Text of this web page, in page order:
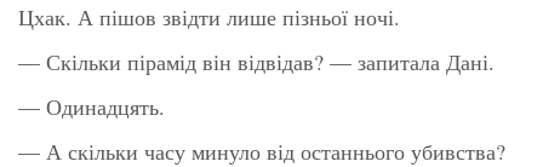
Цхак. А пішов звідти лише пізньої ночі.
— Скільки пірамід він відвідав? — запитала Дані.
— Одинадцять.
— А скільки часу минуло від останнього убивства?